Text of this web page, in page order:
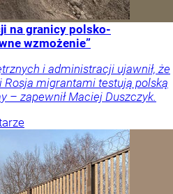
na granicy polsko-
wzmożenie”
i administracji ujawnił, że
Rosja migrantami testują polską
– zapewnił Maciej Duszczyk.